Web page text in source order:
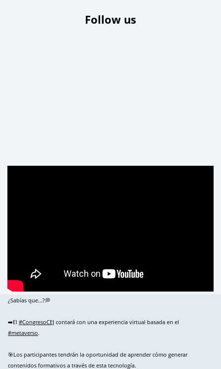
Follow us
¿Sabías que...?💭
➡️El #CongresoCEJ contará con una experiencia virtual basada en el
#metaverso.
🎯Los participantes tendrán la oportunidad de aprender cómo generar
contenidos formativos a través de esta tecnología.